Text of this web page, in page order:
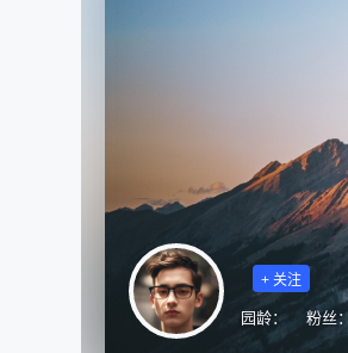
+ 关注
园龄： 粉丝：